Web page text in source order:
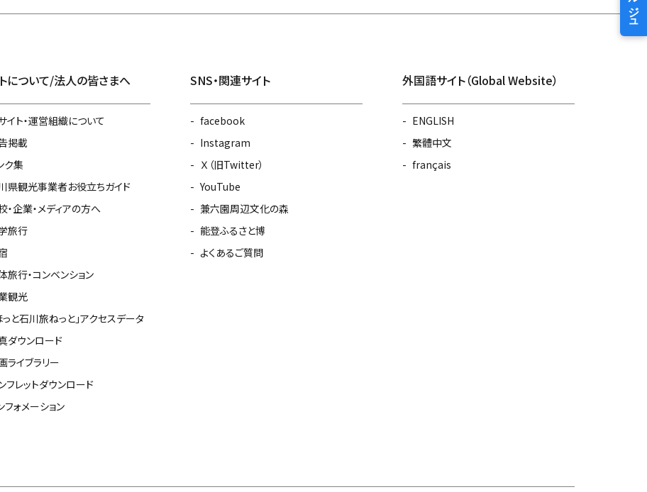
について/法人の皆さまへ
イト・運営組織について
掲載
ク集
県観光事業者お役立ちガイド
・企業・メディアの方へ
旅行
旅行・コンベンション
観光
っと石川旅ねっと」アクセスデータ
ダウンロード
ライブラリー
フレットダウンロード
フォメーション
SNS・関連サイト
facebook
Instagram
Ｘ（旧Twitter）
YouTube
兼六園周辺文化の森
能登ふるさと博
よくあるご質問
外国語サイト（Global Website）
ENGLISH
繁體中文
français